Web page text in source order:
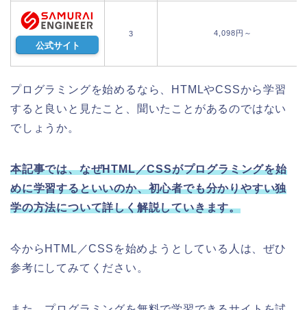
公式サイト
3 4,098円～
プログラミングを始めるなら、HTMLやCSSから学習
すると良いと見たこと、聞いたことがあるのではない
でしょうか。
本記事では、なぜHTML／CSSがプログラミングを始
めに学習するといいのか、初心者でも分かりやすい独
学の方法について詳しく解説していきます。
今からHTML／CSSを始めようとしている人は、ぜひ
参考にしてみてください。